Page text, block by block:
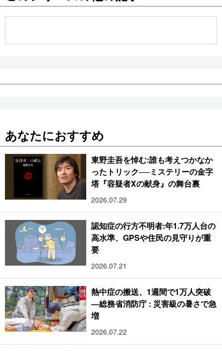
あなたにおすすめ
東野圭吾を悼む:誰も考えつかなか
ったトリック──ミステリーの金字
塔『容疑者Xの献身』の舞台裏
2026.07.29
認知症の行方不明者:年1.7万人台の
高水準、GPSや住民の見守りが重
要
2026.07.21
熱中症の搬送、1週間で1万人突破
―総務省消防庁 : 災害級の暑さで急
増
2026.07.22